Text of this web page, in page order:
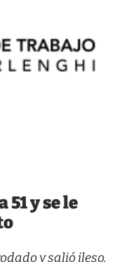
y se le
y salió ileso.